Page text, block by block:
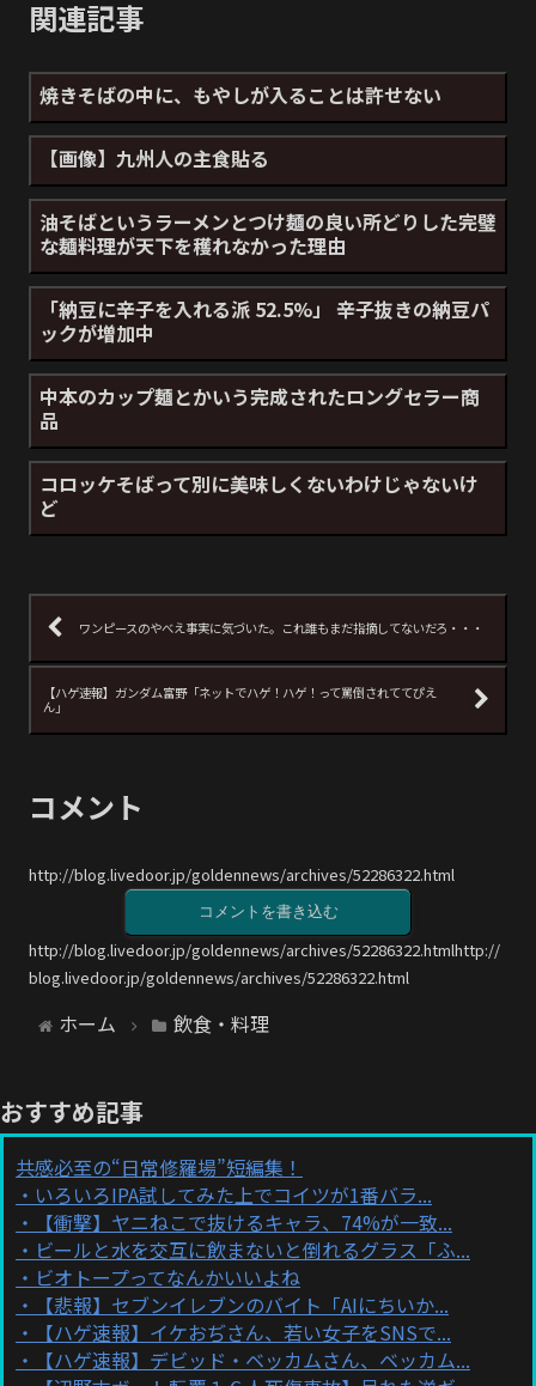
関連記事
焼きそばの中に、もやしが入ることは許せない
【画像】九州人の主食貼る
油そばというラーメンとつけ麺の良い所どりした完璧
な麺料理が天下を穫れなかった理由
「納豆に辛子を入れる派 52.5%」 辛子抜きの納豆パ
ックが増加中
中本のカップ麺とかいう完成されたロングセラー商
品
コロッケそばって別に美味しくないわけじゃないけ
ど
ワンピースのやべえ事実に気づいた。これ誰もまだ指摘してないだろ・・・
【ハゲ速報】ガンダム富野「ネットでハゲ！ハゲ！って罵倒されててぴえ
ん」
コメント
http://blog.livedoor.jp/goldennews/archives/52286322.html
コメントを書き込む
http://blog.livedoor.jp/goldennews/archives/52286322.htmlhttp://
blog.livedoor.jp/goldennews/archives/52286322.html
ホーム 飲食・料理
おすすめ記事
共感必至の“日常修羅場”短編集！
いろいろIPA試してみた上でコイツが1番バラ...
【衝撃】ヤニねこで抜けるキャラ、74%が一致...
ビールと水を交互に飲まないと倒れるグラス「ふ...
ビオトープってなんかいいよね
【悲報】セブンイレブンのバイト「AIにちいか...
【ハゲ速報】イケおぢさん、若い女子をSNSで...
【ハゲ速報】デビッド・ベッカムさん、ベッカム...